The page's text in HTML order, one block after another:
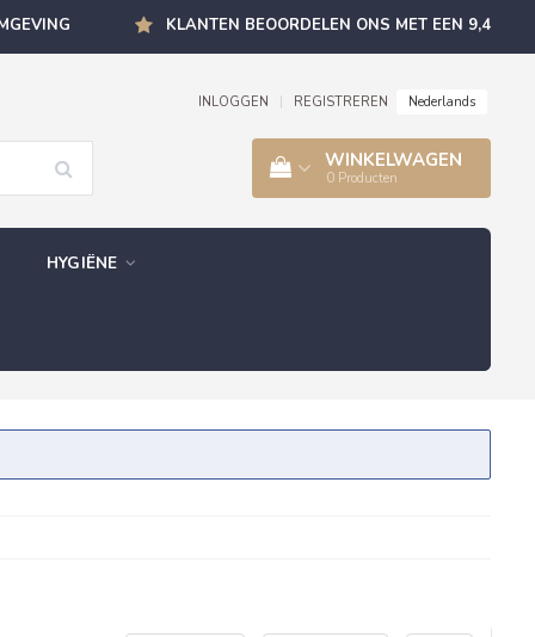
KLANTEN BEOORDELEN ONS MET EEN 9,4
INLOGGEN REGISTREREN Nederlands
WINKELWAGEN
0 Producten
HYGIËNE